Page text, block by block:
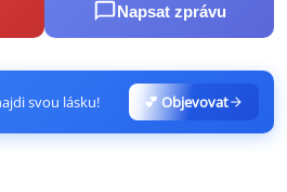
Napsat zprávu
svou lásku! 💕 Objevovat